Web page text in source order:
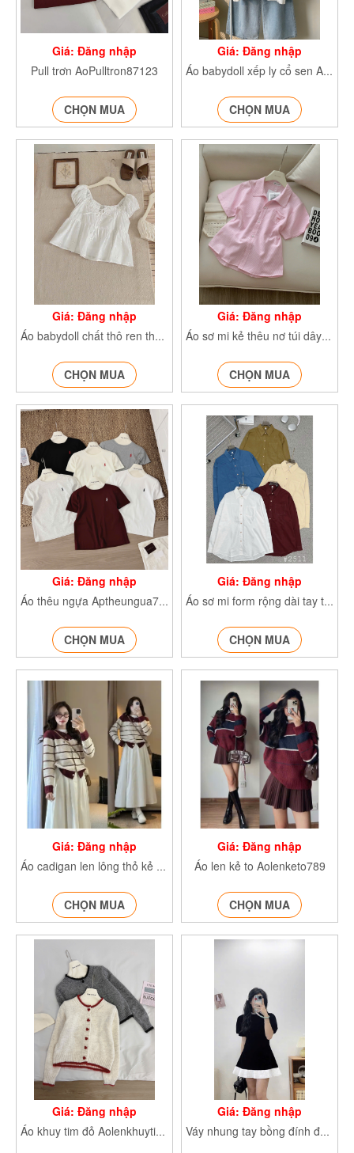
Giá: Đăng nhập
Pull trơn AoPulltron87123
CHỌN MUA
Giá: Đăng nhập
Áo babydoll xếp ly cổ sen Aobabbydoll259
CHỌN MUA
Giá: Đăng nhập
Áo babydoll chất thô ren thêu hoa Aocrttaybong258
CHỌN MUA
Giá: Đăng nhập
Áo sơ mi kẻ thêu nơ túi dây eo SMA65
CHỌN MUA
Giá: Đăng nhập
Áo thêu ngựa Aptheungua70134
CHỌN MUA
Giá: Đăng nhập
Áo sơ mi form rộng dài tay túi ngực SM2511
CHỌN MUA
Giá: Đăng nhập
Áo cadigan len lông thỏ kẻ sọc thêu ngựa AocrgtheunguaH35
CHỌN MUA
Giá: Đăng nhập
Áo len kẻ to Aolenketo789
CHỌN MUA
Giá: Đăng nhập
Áo khuy tim đỏ Aolenkhuytim308
Giá: Đăng nhập
Váy nhung tay bồng đính đá Vaynhungdinhda812